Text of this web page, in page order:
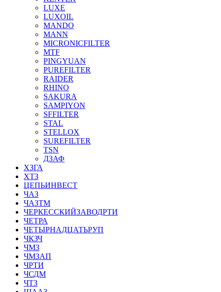
LUXE
LUXOIL
MANDO
MANN
MICRONICFILTER
MTF
PINGYUAN
PUREFILTER
RAIDER
RHINO
SAKURA
SAMPIYON
SFFILTER
STAL
STELLOX
SUREFILTER
TSN
ДЗАФ
ХЗГА
ХТЗ
ЦЕПЬИНВЕСТ
ЧАЗ
ЧАЗТМ
ЧЕРКЕССКИЙЗАВОДРТИ
ЧЕТРА
ЧЕТЫРНАДЦАТЬРУП
ЧКЗЧ
ЧМЗ
ЧМЗАП
ЧРТИ
ЧСДМ
ЧТЗ